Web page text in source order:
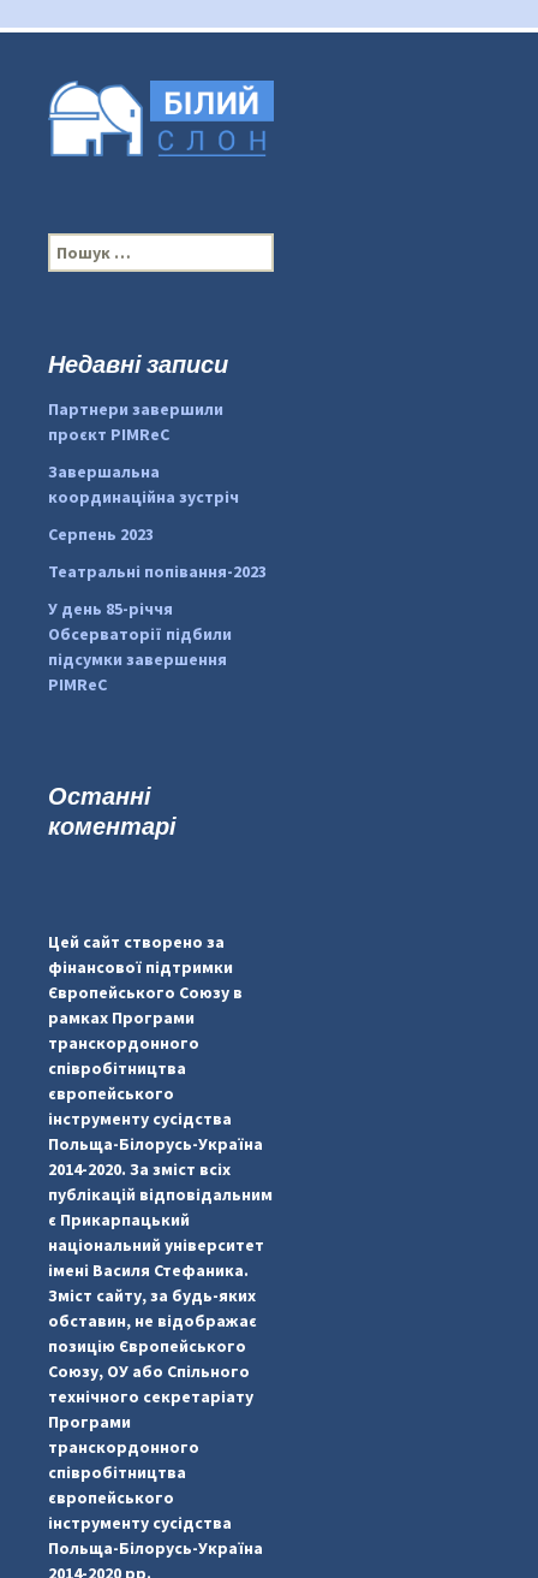
pimrec_project
#PipIvanToday
pimrec_project
П
о
:Недавні записи
Партнери завершили
проєкт PIMReC
Завершальна
координаційна зустріч
Серпень 2023
Театральні попівання-2023
У день 85-річчя
Обсерваторії підбили
підсумки завершення
PIMReC
Останні
коментарі
Цей сайт створено за
фінансової підтримки
Європейського Союзу в
рамках Програми
транскордонного
співробітництва
європейського
інструменту сусідства
Польща-Білорусь-Україна
2014-2020. За зміст всіх
публікацій відповідальним
є Прикарпацький
національний університет
імені Василя Стефаника.
Зміст сайту, за будь-яких
обставин, не відображає
позицію Європейського
Союзу, ОУ або Спільного
технічного секретаріату
Програми
транскордонного
співробітництва
європейського
інструменту сусідства
Польща-Білорусь-Україна
2014-2020 рр.